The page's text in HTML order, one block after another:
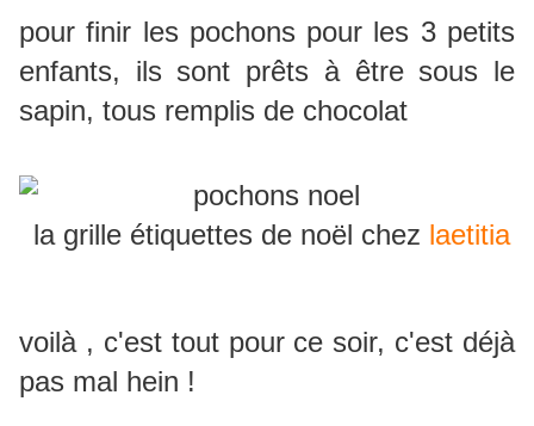
pour finir les pochons pour les 3 petits
enfants, ils sont prêts à être sous le
sapin, tous remplis de chocolat
la grille étiquettes de noël chez laetitia
voilà , c'est tout pour ce soir, c'est déjà
pas mal hein !